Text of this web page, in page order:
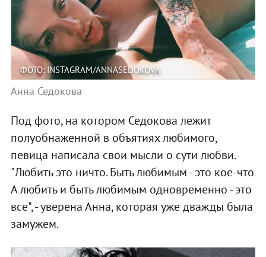
ФОТО: INSTAGRAM/ANNASEDOKOVA
Анна Седокова
Под фото, на котором Седокова лежит
полуобнаженной в объятиях любимого,
певица написала свои мысли о сути любви.
"Любить это ничто. Быть любимым - это кое-что.
А любить и быть любимым одновременно - это
все", - уверена Анна, которая уже дважды была
замужем.